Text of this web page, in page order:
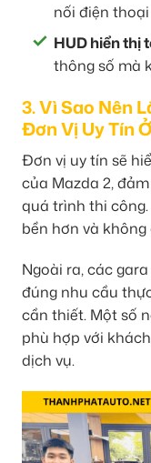
nối điện
HUD hiển thị
thông số mà
3. Vì Sao Nên
Đơn Vị Uy Tín
Đơn vị uy tín sẽ
của Mazda 2,
quá trình thi
bền hơn và
Ngoài ra, các
đúng nhu cầu
cần thiết. Một số
phù hợp với
dịch vụ.